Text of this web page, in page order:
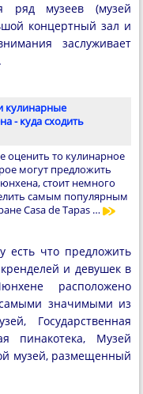
ряд музеев (музей
концертный зал и
заслуживает
кулинарные
- куда сходить
оценить то кулинарное
могут предложить
стоит немного
самым популярным
Casa de Tapas …
есть что предложить
и девушек в
расположено
самыми значимыми из
Государственная
пинакотека, Музей
музей, размещенный